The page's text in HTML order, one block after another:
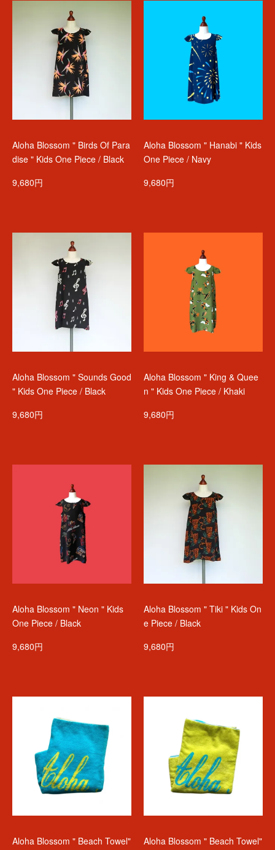
Aloha Blossom " Birds Of Para
dise " Kids One Piece / Black
9,680円
Aloha Blossom " Hanabi " Kids
One Piece / Navy
9,680円
Aloha Blossom " Sounds Good
" Kids One Piece / Black
9,680円
Aloha Blossom " King & Quee
n " Kids One Piece / Khaki
9,680円
Aloha Blossom " Neon " Kids
One Piece / Black
9,680円
Aloha Blossom " Tiki " Kids On
e Piece / Black
9,680円
Aloha Blossom " Beach Towel"
Aloha Blossom " Beach Towel"